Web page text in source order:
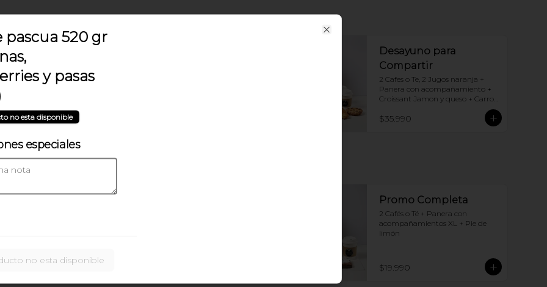
Desayuno para
Compartir
2 Cafes o Te, 2 Jugos naranja +
Panera con acompañamiento +
Croissant Jamon y queso + Carrot
$35.990
Promo Completa
2 Cafés o Té + Panera con
acompañamientos XL + Pie de
limón
$19.990
pascua 520 gr
y pasas
no esta disponible
especiales
no esta disponible